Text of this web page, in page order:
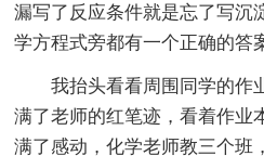
漏写了反应条件就是忘了写沉
学方程式旁都有一个正确的答
我抬头看看周围同学的作
满了老师的红笔迹，看着作业
满了感动，化学老师教三个班